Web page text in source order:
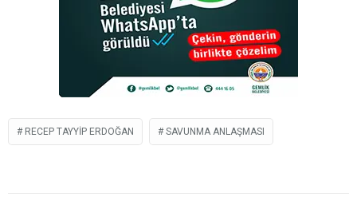
RECEP TAYYIP ERDOĞAN SAVUNMA ANLAŞMASI